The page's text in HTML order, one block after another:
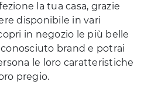
la tua casa, grazie
disponibile in vari
in negozio le più belle
brand e potrai
le loro caratteristiche
pregio.